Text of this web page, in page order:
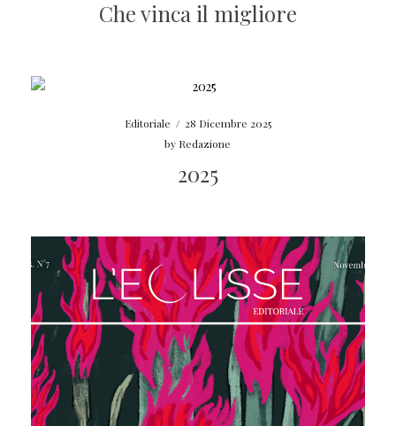
Che vinca il migliore
Editoriale / 28 Dicembre 2025
by Redazione
2025